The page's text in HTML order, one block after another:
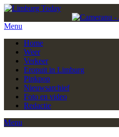
Menu
Home
Weer
Verkeer
Eropuit in Limburg
Pinkpop
Nieuwsarchief
Foto en video
Redactie
Menu